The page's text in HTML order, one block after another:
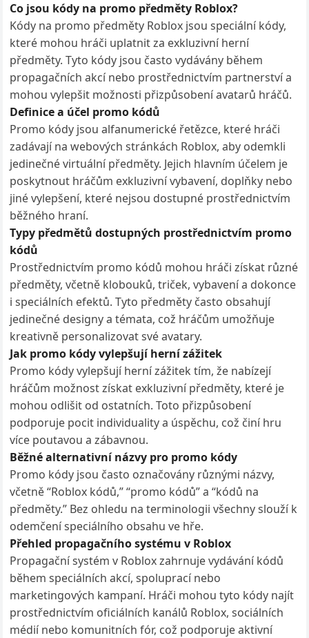
Co jsou kódy na promo předměty Roblox?
Kódy na promo předměty Roblox jsou speciální kódy,
které mohou hráči uplatnit za exkluzivní herní
předměty. Tyto kódy jsou často vydávány během
propagačních akcí nebo prostřednictvím partnerství a
mohou vylepšit možnosti přizpůsobení avatarů hráčů.
Definice a účel promo kódů
Promo kódy jsou alfanumerické řetězce, které hráči
zadávají na webových stránkách Roblox, aby odemkli
jedinečné virtuální předměty. Jejich hlavním účelem je
poskytnout hráčům exkluzivní vybavení, doplňky nebo
jiné vylepšení, které nejsou dostupné prostřednictvím
běžného hraní.
Typy předmětů dostupných prostřednictvím promo
kódů
Prostřednictvím promo kódů mohou hráči získat různé
předměty, včetně klobouků, triček, vybavení a dokonce
i speciálních efektů. Tyto předměty často obsahují
jedinečné designy a témata, což hráčům umožňuje
kreativně personalizovat své avatary.
Jak promo kódy vylepšují herní zážitek
Promo kódy vylepšují herní zážitek tím, že nabízejí
hráčům možnost získat exkluzivní předměty, které je
mohou odlišit od ostatních. Toto přizpůsobení
podporuje pocit individuality a úspěchu, což činí hru
více poutavou a zábavnou.
Běžné alternativní názvy pro promo kódy
Promo kódy jsou často označovány různými názvy,
včetně “Roblox kódů,” “promo kódů” a “kódů na
předměty.” Bez ohledu na terminologii všechny slouží k
odemčení speciálního obsahu ve hře.
Přehled propagačního systému v Roblox
Propagační systém v Roblox zahrnuje vydávání kódů
během speciálních akcí, spoluprací nebo
marketingových kampaní. Hráči mohou tyto kódy najít
prostřednictvím oficiálních kanálů Roblox, sociálních
médií nebo komunitních fór, což podporuje aktivní